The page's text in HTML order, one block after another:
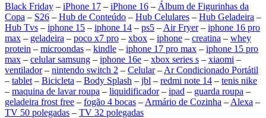
Black Friday – iPhone 17 – iPhone 16 – Álbum de Figurinhas da
Copa – S26 – Hub de Conteúdo – Hub Celulares – Hub Geladeira –
Hub Tvs – iphone 15 – iphone 14 – ps5 – Air Fryer– iphone 16 pro
max – geladeira – poco x7 pro – xbox – iphone – creatina – whey
protein – microondas – kindle – iphone 17 pro max – iphone 15 pro
max – celular samsung – iphone 16e – xbox series s – xiaomi –
ventilador– nintendo switch 2 – Celular– Ar Condicionado Portátil
– tablet – Bicicleta – Body Splash – jbl – redmi note 14 – tenis nike
– maquina de lavar roupa – liquidificador– ipad – guarda roupa –
geladeira frost free – fogão 4 bocas – Armário de Cozinha – Alexa –
TV 50 polegadas – TV 32 polegadas